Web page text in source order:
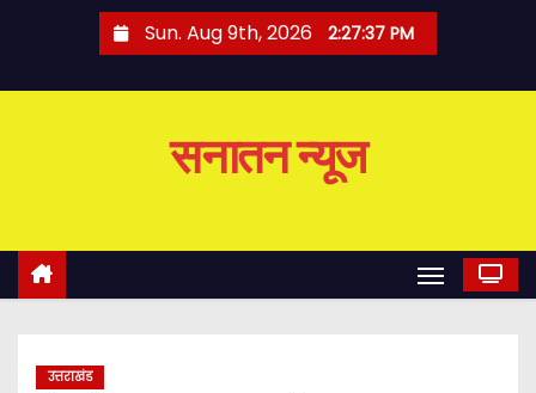
o
Sun. Aug 9th, 2026 2:27:38 PM
सनातन न्यूज
उत्तराखंड